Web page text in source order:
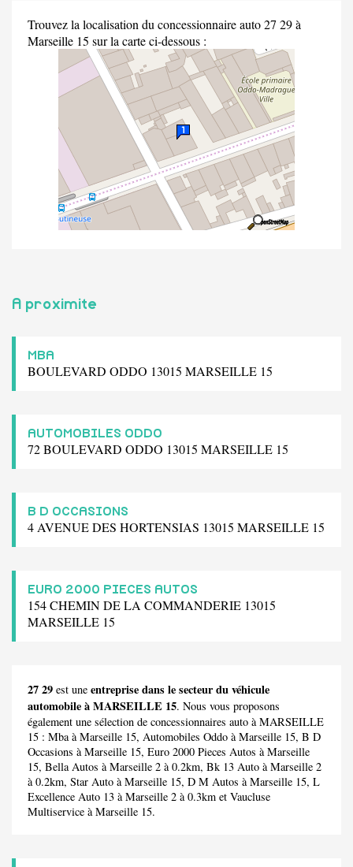
Trouvez la localisation du concessionnaire auto 27 29 à
Marseille 15 sur la carte ci-dessous :
A proximite
MBA
BOULEVARD ODDO 13015 MARSEILLE 15
AUTOMOBILES ODDO
72 BOULEVARD ODDO 13015 MARSEILLE 15
B D OCCASIONS
4 AVENUE DES HORTENSIAS 13015 MARSEILLE 15
EURO 2000 PIECES AUTOS
154 CHEMIN DE LA COMMANDERIE 13015
MARSEILLE 15
27 29 est une entreprise dans le secteur du véhicule
automobile à MARSEILLE 15. Nous vous proposons
également une sélection de concessionnaires auto à MARSEILLE
15 : Mbaà Marseille 15, Automobiles Oddo à Marseille 15, B D
Occasions à Marseille 15, Euro 2000 Pieces Autos à Marseille
15, Bella Autos à Marseille 2 à 0.2km, Bk 13 Auto à Marseille 2
à 0.2km, Star Auto à Marseille 15, D M Autos à Marseille 15, L
Excellence Auto 13 à Marseille 2 à 0.3km et Vaucluse
Multiservice à Marseille 15.